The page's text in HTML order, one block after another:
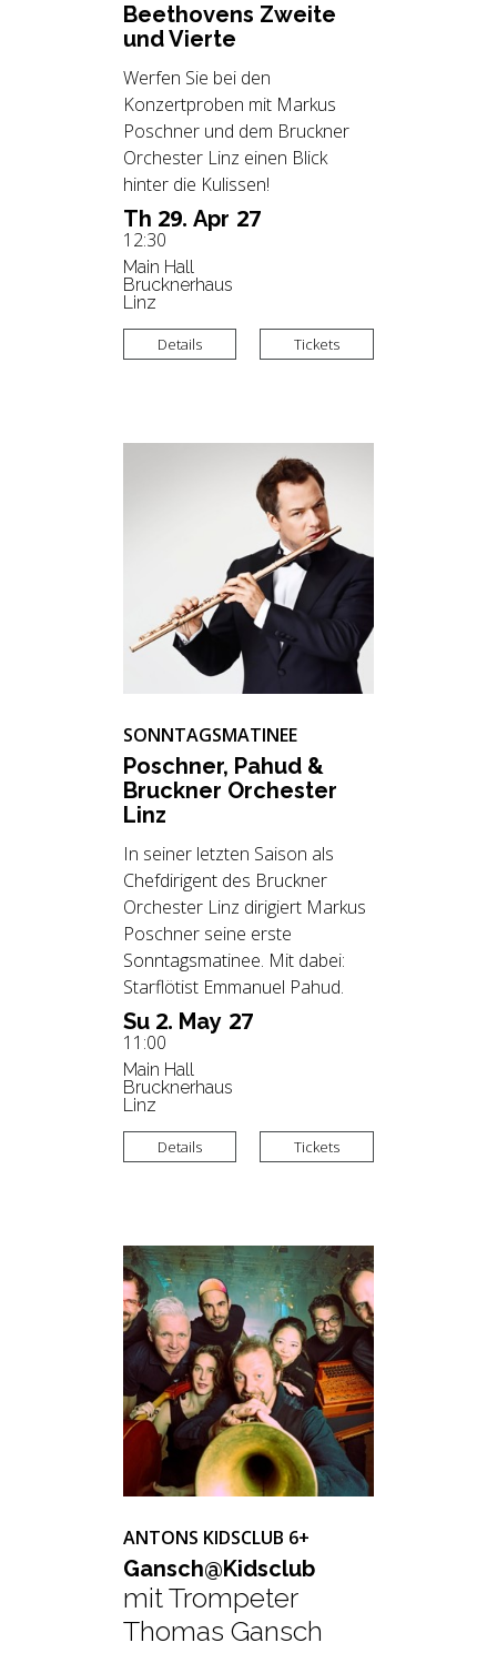
Th 29. Apr 27
12:30
Main Hall
Brucknerhaus
Linz
Beet­ho­vens Zwei­te
und Vier­te
Werfen Sie bei den
Konzertproben mit Markus
Poschner und dem Bruckner
Orchester Linz einen Blick
hinter die Kulissen!
Details Tickets
Su 2. May 27
11:00
Main Hall
Brucknerhaus
Linz
SONNTAGSMATINEE
Po­sch­ner, Pahud &
Bruck­ner Or­ches­ter
Linz
In seiner letzten Saison als
Chefdirigent des Bruckner
Orchester Linz dirigiert Markus
Poschner seine erste
Sonntagsmatinee. Mit dabei:
Starflötist Emmanuel Pahud.
Details Tickets
ANTONS KIDSCLUB 6+
Gansch@Kids­club
mit Trompeter
Thomas Gansch